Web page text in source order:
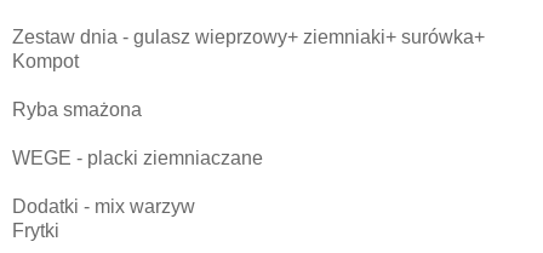
Zestaw dnia - gulasz wieprzowy+ ziemniaki+ surówka+
Kompot
Ryba smażona
WEGE - placki ziemniaczane
Dodatki - mix warzyw
Frytki